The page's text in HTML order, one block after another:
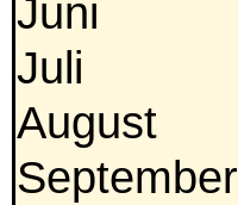
Juni
Juli
August
September